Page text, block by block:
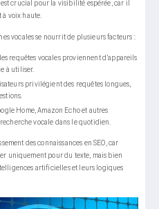
crucial pour la visibilité espérée, car il
voix haute.
vocales se nourrit de plusieurs facteurs :
requêtes vocales proviennent d’appareils
à utiliser.
privilégient des requêtes longues,
Home, Amazon Echo et autres
vocale dans le quotidien.
des connaissances en SEO, car
uniquement pour du texte, mais bien
artificielles et leurs logiques